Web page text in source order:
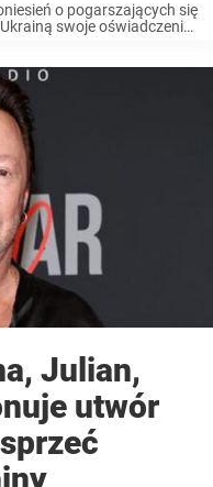
o pogarszających się
swoje oświadczenie
Owalnym
Trumpa doszło do napiętej
Julian,
utwór